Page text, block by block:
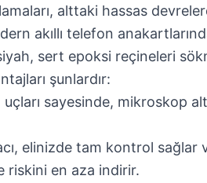
alttaki hassas
akıllı telefon
sert epoksi reçineleri
şunlardır:
sayesinde, mikroskop
elinizde tam kontrol sağlar
riskini en aza indirir.